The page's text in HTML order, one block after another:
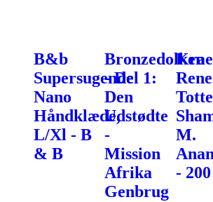
B&b
Supersugende
Nano
Håndklæde,
L/Xl - B
& B
Bronzedolken
- Del 1:
Den
Udstødte
-
Mission
Afrika
Genbrug
Rene
M.
-